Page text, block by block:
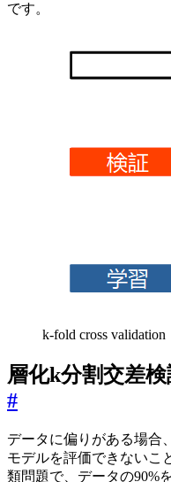
です。
k-fold cross validation
層化k分割交差検
#
データに偏りがある場合
モデルを評価できないこ
類問題で、データの90%